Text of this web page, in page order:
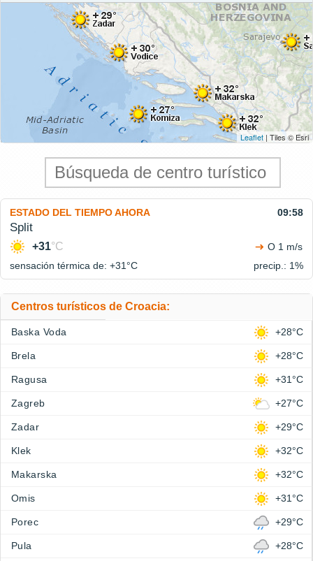
Leaflet | Tiles © Esri
ESTADO DEL TIEMPO AHORA 09:58
Split
+31°C
O 1 m/s
sensación térmica de: +31°C precip.: 1%
Centros turísticos de Croacia:
Baska Voda +28°C
Brela +28°C
Ragusa +31°C
Zagreb +27°C
Zadar +29°C
Klek +32°C
Makarska +32°C
Omis +31°C
Porec +29°C
Pula +28°C